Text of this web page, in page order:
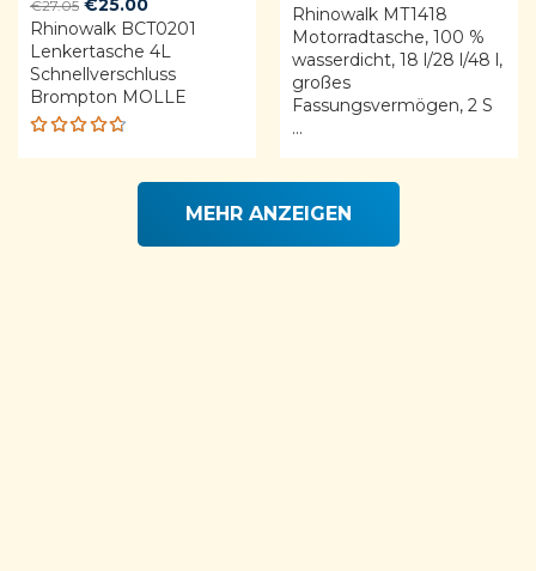
€27.05
price
was:
€27.05.
€25.00
price
is:
€25.00.
Rhinowalk BCT0201
Lenkertasche 4L
Schnellverschluss
Brompton MOLLE
Rated
price
was:
€122.00.
price
is:
€99.99.
Rhinowalk MT1418
Motorradtasche, 100 %
wasserdicht, 18 l/28 l/48 l,
großes
Fassungsvermögen, 2 S
...
MEHR ANZEIGEN